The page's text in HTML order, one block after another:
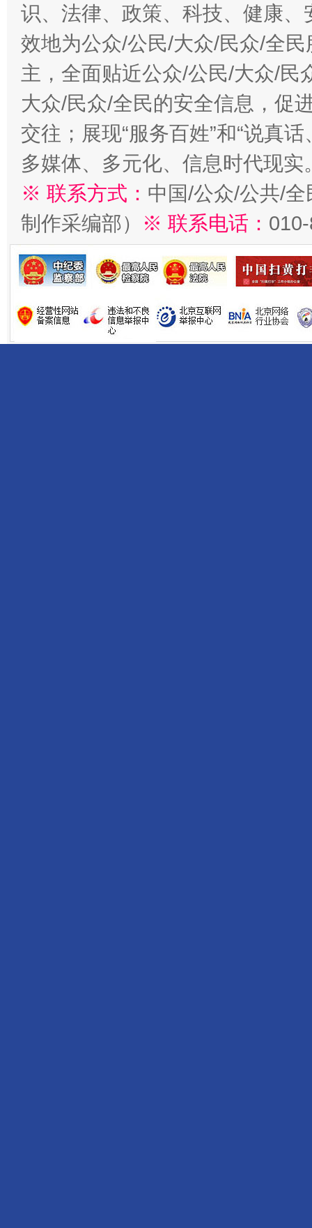
识、法律、政策、科技、健康
效地为公众/公民/大众/民众/全
主，全面贴近公众/公民/大众/民
大众/民众/全民的安全信息，促
交往；展现“服务百姓”和“说真
多媒体、多元化、信息时代现实
※ 联系方式： 中国/公众/公共/
制作采编部）
※ 联系电话：